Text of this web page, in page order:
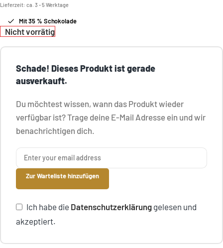
Lieferzeit: ca. 3 - 5 Werktage
Mit 35 % Schokolade
Nicht vorrätig
Schade! Dieses Produkt ist gerade
ausverkauft.
Du möchtest wissen, wann das Produkt wieder
verfügbar ist? Trage deine E-Mail Adresse ein und wir
benachrichtigen dich.
Zur Warteliste hinzufügen
Ich habe die Datenschutzerklärung gelesen und
akzeptiert.